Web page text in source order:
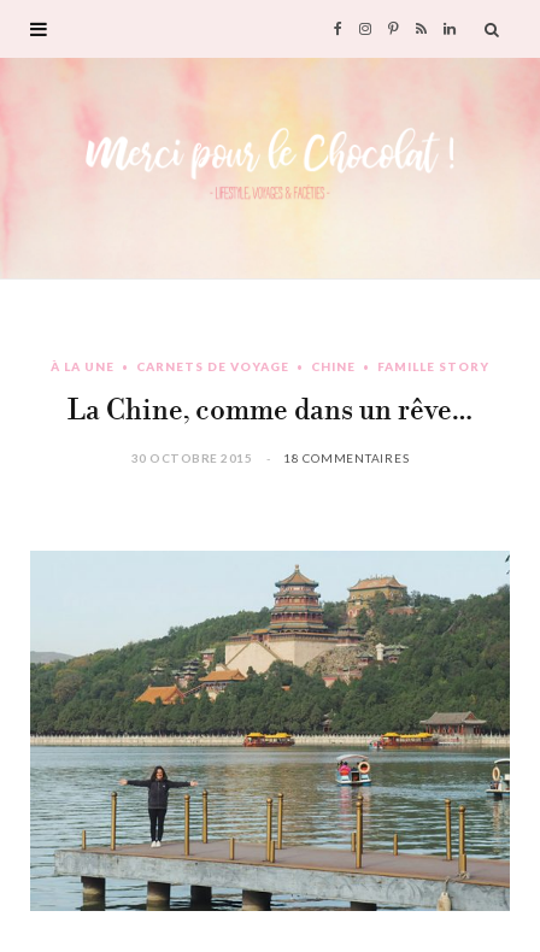
F
c
o
I P
n
e
R
S
L
À LA UNE CARNETS DE VOYAGE CHINE FAMILLE STORY
La Chine, comme dans un rêve…
30 OCTOBRE 2015 18 COMMENTAIRES